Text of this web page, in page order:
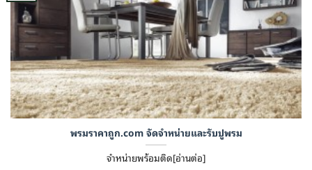
พรมราคาถูก.com จัดจำหน่ายและรับปูพรม
จำหน่ายพร้อมติด[อ่านต่อ]